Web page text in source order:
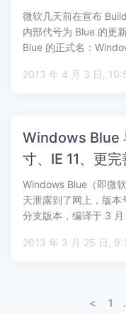
微软几天前在宣布
内部代号为 Blue 的更
Blue 的正式名：
2013 年
Windows Blue
寸、IE 11、更
Windows Blue（即微
天泄露到了网上，版
分支版本，编译于 3
2013
< 1